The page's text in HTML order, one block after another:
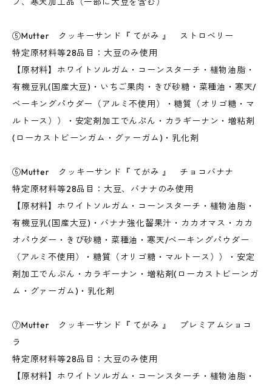
⑤Mutter クッキーサンド『 てがみ 』 ストロベリー
特定原材料等28品目：大豆のみ使用
【原材料】ホワイトソルガム・コーンスターチ・植物油脂・
有機豆乳(国産大豆)・いちご果肉・きび砂糖・菜種油・寒天/
ベーキングパウダー（アルミ不使用）・糖質（オリゴ糖・マ
ルトース））・安定剤加工でんぷん・カラギーナン・増粘剤
(ローカストビーンガム・グァーガム)・乳化剤
⑥Mutter クッキーサンド『 てがみ 』 チョコバナナ
特定原材料等28品目：大豆、バナナのみ使用
【原材料】ホワイトソルガム・コーンスターチ・植物油脂・
有機豆乳(国産大豆)・バナナ強化齧果汁・カカオマス・カカ
オパウダー・きび砂糖・菜種油・寒天/ベーキングパウダー
（アルミ不使用）・糖質（オリゴ糖・マルトース））・安定
剤加工でんぷん・カラギーナン・増粘剤(ローカストビーンガ
ム・グァーガム)・乳化剤
⑦Mutter クッキーサンド『 てがみ 』 プレミアムショコ
ラ
特定原材料等28品目：大豆のみ使用
【原材料】ホワイトソルガム・コーンスターチ・植物油脂・